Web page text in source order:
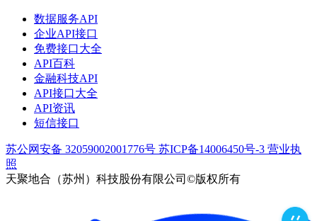
数据服务API
企业API接口
免费接口大全
API百科
金融科技API
API接口大全
API资讯
短信接口
苏公网安备 32059002001776号 苏ICP备14006450号-3 营业执
照
天聚地合（苏州）科技股份有限公司©版权所有